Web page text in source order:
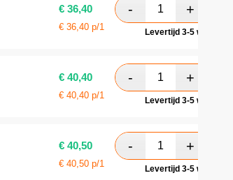
€ 36,40
€ 36,40 p/1 Levertijd 3-5
€ 40,40
€ 40,40 p/1 Levertijd 3-5
€ 40,50
€ 40,50 p/1 Levertijd 3-5